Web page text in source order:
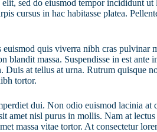
sed do eiusmod tempor incididunt ut
cursus in hac habitasse platea.
quis viverra nibh cras pulvinar
blandit massa. Suspendisse in est ante
at tellus at urna. Rutrum quisque
tortor.
dui. Non odio euismod lacinia at
amet nisl purus in mollis. Nam at
massa vitae tortor. At consectetur